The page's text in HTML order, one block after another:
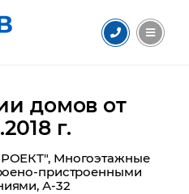
домов от
г.
Многоэтажные
пристроенными
А-32